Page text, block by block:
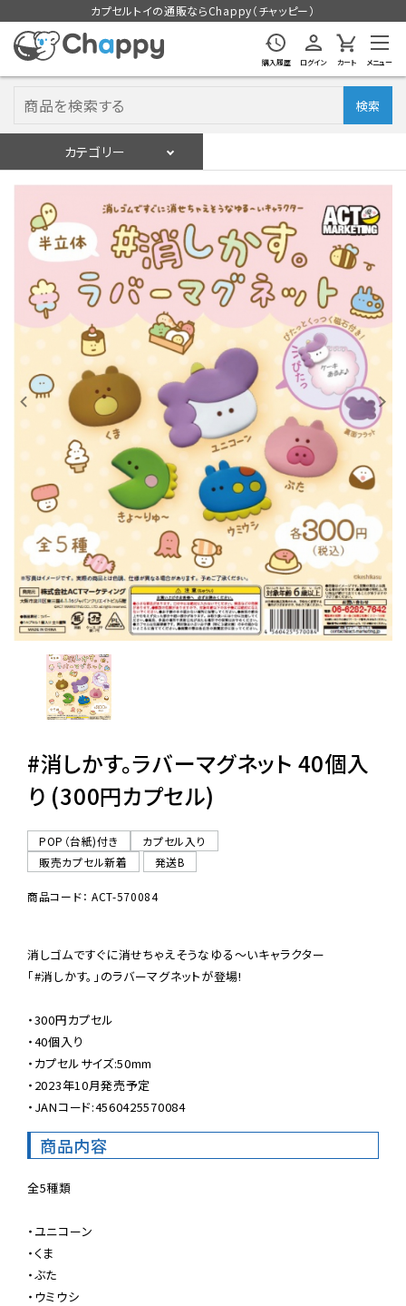
カプセルトイの通販ならChappy（チャッピー）
購入履歴 ログイン カート メニュー
検索
カテゴリー
入荷スケジュールをチェック
カプセルトイマシン本体
カプセルトイ
販促用空カプセル
レンタル
景品・玩具・文具
販促用カプセルトイ
よくあるご質問
06-6282-7659
#消しかす。ラバーマグネット 40個入
り (300円カプセル)
POP（台紙)付き
カプセル入り
販売カプセル新着
発送B
商品コード： ACT-570084
消しゴムですぐに消せちゃえそうなゆる〜いキャラクター
「#消しかす。」のラバーマグネットが登場!
・300円カプセル
・40個入り
・カプセルサイズ:50mm
・2023年10月発売予定
・JANコード:4560425570084
商品内容
全5種類
・ユニコーン
・くま
・ぶた
・ウミウシ